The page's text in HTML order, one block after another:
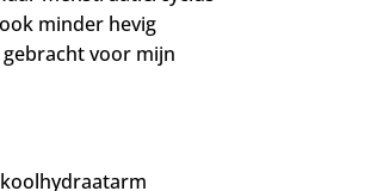
minder hevig
voor mijn